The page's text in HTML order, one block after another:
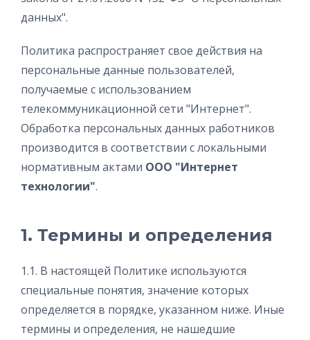
данных".
Политика распространяет свое действия на
персональные данные пользователей,
получаемые с использованием
телекоммуникационной сети "Интернет".
Обработка персональных данных работников
производится в соответствии с локальными
нормативным актами ООО "Интернет
технологии".
1. Термины и определения
1.1. В настоящей Политике используются
специальные понятия, значение которых
определяется в порядке, указанном ниже. Иные
термины и определения, не нашедшие